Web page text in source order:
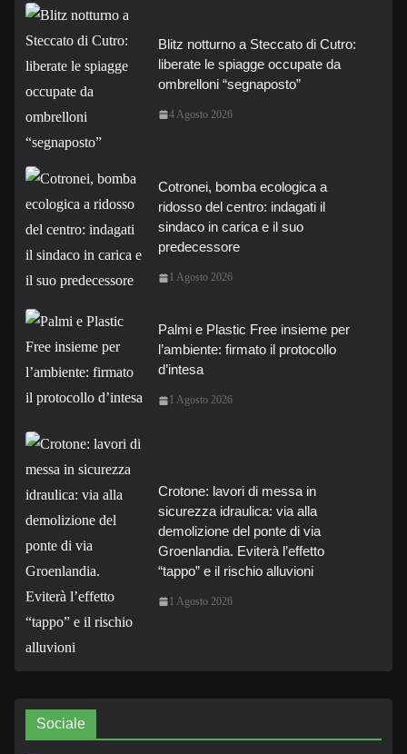
Blitz notturno a Steccato di Cutro:
liberate le spiagge occupate da
ombrelloni “segnaposto”
4 Agosto 2026
Cotronei, bomba ecologica a
ridosso del centro: indagati il
sindaco in carica e il suo
predecessore
1 Agosto 2026
Palmi e Plastic Free insieme per
l’ambiente: firmato il protocollo
d’intesa
1 Agosto 2026
Crotone: lavori di messa in
sicurezza idraulica: via alla
demolizione del ponte di via
Groenlandia. Eviterà l’effetto
“tappo” e il rischio alluvioni
1 Agosto 2026
Sociale